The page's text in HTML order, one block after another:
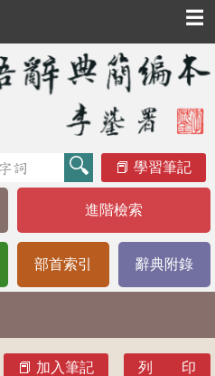
☰
學習筆記
進階檢索
部首索引 辭典附錄
加入筆記 列 印